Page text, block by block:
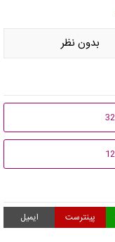
بدون نظر
پینترست ایمیل